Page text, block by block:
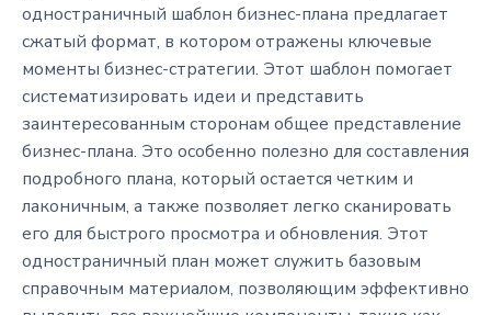
одностраничный шаблон бизнес-плана предлагает
сжатый формат, в котором отражены ключевые
моменты бизнес-стратегии. Этот шаблон помогает
систематизировать идеи и представить
заинтересованным сторонам общее представление
бизнес-плана. Это особенно полезно для составления
подробного плана, который остается четким и
лаконичным, а также позволяет легко сканировать
его для быстрого просмотра и обновления. Этот
одностраничный план может служить базовым
справочным материалом, позволяющим эффективно